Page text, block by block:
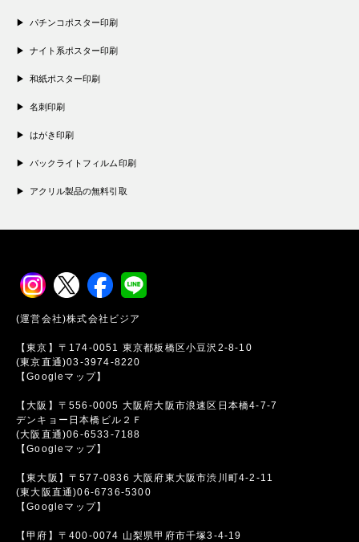
パチンコポスター印刷
ナイト系ポスター印刷
和紙ポスター印刷
名刺印刷
はがき印刷
バックライトフィルム印刷
アクリル製品の無料引取
(運営会社)株式会社ビジア
【東京】〒174-0051 東京都板橋区小豆沢2-8-10
(東京直通)03-3974-8220
【Googleマップ】
【大阪】〒556-0005 大阪府大阪市浪速区日本橋4-7-7
デンキョー日本橋ビル２Ｆ
(大阪直通)06-6533-7188
【Googleマップ】
【東大阪】〒577-0836 大阪府東大阪市渋川町4-2-11
(東大阪直通)06-6736-5300
【Googleマップ】
【甲府】〒400-0074 山梨県甲府市千塚3-4-19